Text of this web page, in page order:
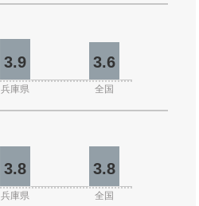
3.9 3.6
兵庫県 全国
3.8 3.8
兵庫県 全国